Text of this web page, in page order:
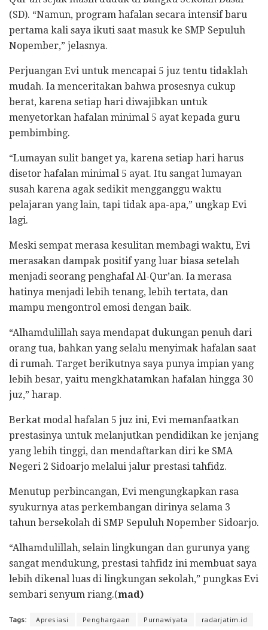
(SD). “Namun, program hafalan secara intensif baru
pertama kali saya ikuti saat masuk ke SMP Sepuluh
Nopember,” jelasnya.
Perjuangan Evi untuk mencapai 5 juz tentu tidaklah
mudah. Ia menceritakan bahwa prosesnya cukup
berat, karena setiap hari diwajibkan untuk
menyetorkan hafalan minimal 5 ayat kepada guru
pembimbing.
“Lumayan sulit banget ya, karena setiap hari harus
disetor hafalan minimal 5 ayat. Itu sangat lumayan
susah karena agak sedikit mengganggu waktu
pelajaran yang lain, tapi tidak apa-apa,” ungkap Evi
lagi.
Meski sempat merasa kesulitan membagi waktu, Evi
merasakan dampak positif yang luar biasa setelah
menjadi seorang penghafal Al-Qur’an. Ia merasa
hatinya menjadi lebih tenang, lebih tertata, dan
mampu mengontrol emosi dengan baik.
“Alhamdulillah saya mendapat dukungan penuh dari
orang tua, bahkan yang selalu menyimak hafalan saat
di rumah. Target berikutnya saya punya impian yang
lebih besar, yaitu mengkhatamkan hafalan hingga 30
juz,” harap.
Berkat modal hafalan 5 juz ini, Evi memanfaatkan
prestasinya untuk melanjutkan pendidikan ke jenjang
yang lebih tinggi, dan mendaftarkan diri ke SMA
Negeri 2 Sidoarjo melalui jalur prestasi tahfidz.
Menutup perbincangan, Evi mengungkapkan rasa
syukurnya atas perkembangan dirinya selama 3
tahun bersekolah di SMP Sepuluh Nopember Sidoarjo.
“Alhamdulillah, selain lingkungan dan gurunya yang
sangat mendukung, prestasi tahfidz ini membuat saya
lebih dikenal luas di lingkungan sekolah,” pungkas Evi
sembari senyum riang.(mad)
Tags: Apresiasi Penghargaan Purnawiyata radarjatim.id